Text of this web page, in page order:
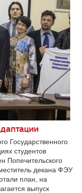
Государственного
студентов
Попечительского
декана ФЭУ
план, на
выпуск